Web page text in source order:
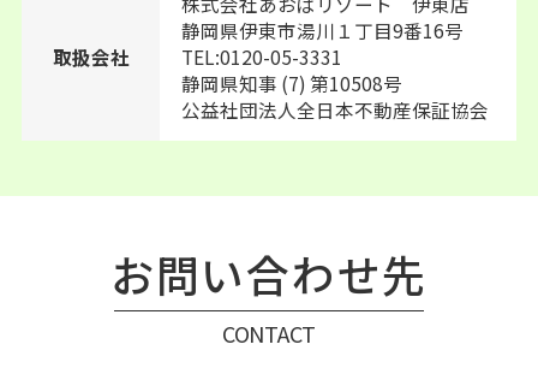
取扱会社
静岡県伊東市湯川１丁目9番16号
TEL:0120-05-3331
静岡県知事 (7) 第10508号
公益社団法人全日本不動産保証協会
お問い合わせ先
CONTACT